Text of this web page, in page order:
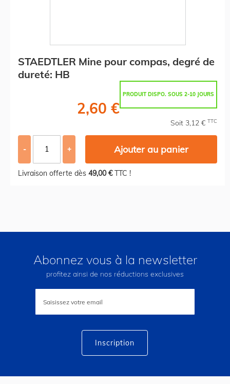
STAEDTLER Mine pour compas, degré de
dureté: HB
PRODUIT DISPO. SOUS 2-10 JOURS
2,60 €
Soit 3,12 € TTC
- + Ajouter au panier
Livraison offerte dès 49,00 €TTC !
Abonnez vous à la newsletter
profitez ainsi de nos réductions exclusives
lettre
Inscription